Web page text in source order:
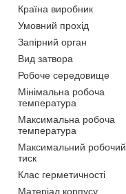
Країна виробник
Умовний прохід
Запірний орган
Вид затвора
Робоче середовище
Мінімальна робоча
температура
Максимальна робоча
температура
Максимальний робочий
тиск
Клас герметичності
Матеріал корпусу